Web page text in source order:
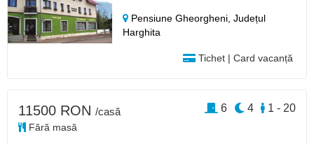
Pensiune Gheorgheni,Județul
Harghita
Tichet | Card vacanță
11500 RON /casă
Fără masă
1 - 20
4
6